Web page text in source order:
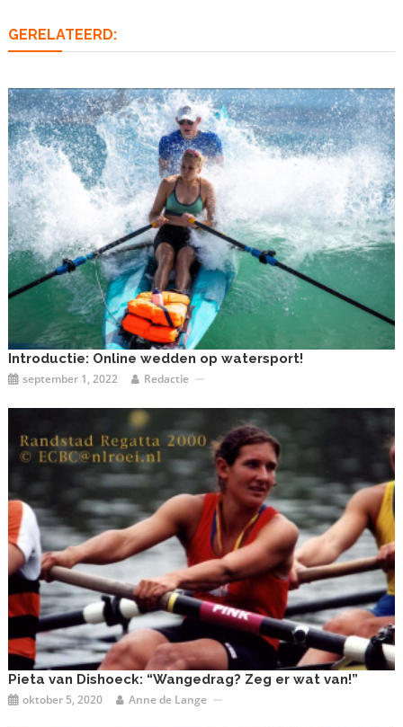
GERELATEERD:
Introductie: Online wedden op watersport!
september 1, 2022 Redactie
Pieta van Dishoeck: “Wangedrag? Zeg er wat van!”
oktober 5, 2020 Anne de Lange